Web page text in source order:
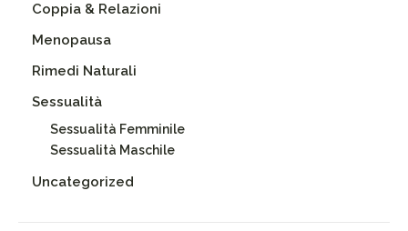
Coppia & Relazioni
Menopausa
Rimedi Naturali
Sessualità
Sessualità Femminile
Sessualità Maschile
Uncategorized